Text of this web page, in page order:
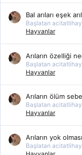
Bal arıları eşek
Başlatan
Hayvanlar
Arıların özelliği
Başlatan
Hayvanlar
Arıların ölüm
Başlatan
Hayvanlar
Arıların yok
Başlatan